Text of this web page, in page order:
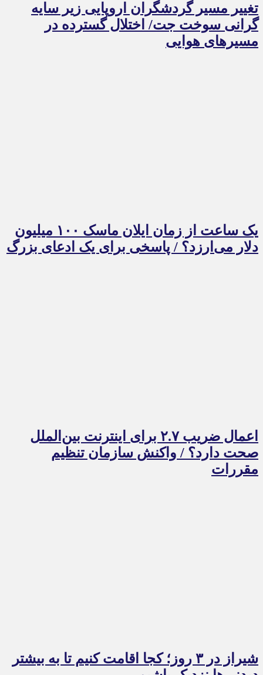
تغییر مسیر گردشگران اروپایی زیر سایه
گرانی سوخت جت/ اختلال گسترده در
مسیرهای هوایی
یک ساعت از زمان ایلان ماسک ۱۰۰ میلیون
دلار می‌ارزد؟ / پاسخی برای یک ادعای بزرگ
اعمال ضریب ۲.۷ برای اینترنت بین‌الملل
صحت دارد؟ / واکنش سازمان تنظیم
مقررات
شیراز در ۳ روز؛ کجا اقامت کنیم تا به بیشتر